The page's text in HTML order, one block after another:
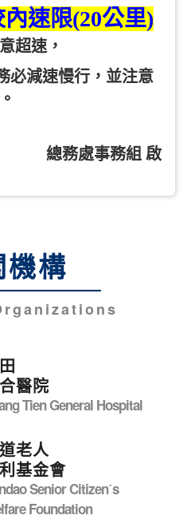
內速限(20公里)
超速，
必減速慢行，並注意
總務處事務組 啟
機構
醫院
Tien General Hospital
老人
基金會
Senior Citizenˊs
Foundation